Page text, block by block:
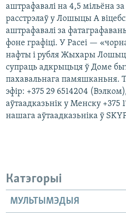
аштрафавалі на 4,5 мільёна
расстрэлаў у Лошыцы А
аштрафавалі за
фоне графіці. У Расеі —
нафты і рубля Жыхары
супраць адкрыцьця ў Доме
пахавальнага памяшканьня.
эфір: +375 29 6514204
аўтаадказьнік у Менску +375
нашага аўтаадказьніка ў
Катэгорыі
МУЛЬТЫМЭДЫЯ